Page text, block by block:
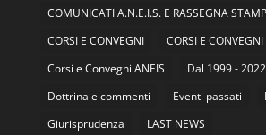
COMUNICATI A.N.E.I.S. E RASSEGNA
CORSI E CONVEGNI
CORSI E CONVEGNI
Corsi e Convegni ANEIS
Dal 1999 - 2022
Dottrina e commenti
Eventi passati
Giurisprudenza
LAST NEWS